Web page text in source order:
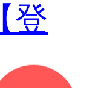
【登